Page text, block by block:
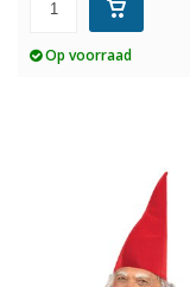
Op voorraad